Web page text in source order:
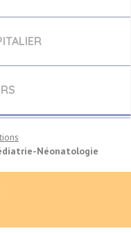
Néonatologie